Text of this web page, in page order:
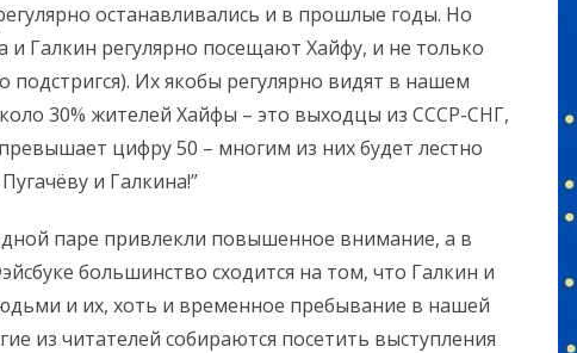
останавливались и в прошлые годы. Но
Галкин регулярно посещают Хайфу, и не только
Их якобы регулярно видят в нашем
30% жителей Хайфы – это выходцы из СССР-СНГ,
цифру 50 – многим из них будет лестно
и Галкина!”
паре привлекли повышенное внимание, а в
большинство сходится на том, что Галкин и
и их, хоть и временное пребывание в нашей
из читателей собираются посетить выступления